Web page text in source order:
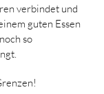
verbindet und
guten Essen
so